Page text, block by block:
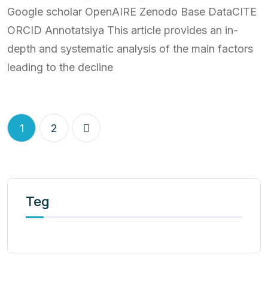
Google scholar OpenAIRE Zenodo Base DataCITE
ORCID Annotatsiya This article provides an in-
depth and systematic analysis of the main factors
leading to the decline
1 2
Teg